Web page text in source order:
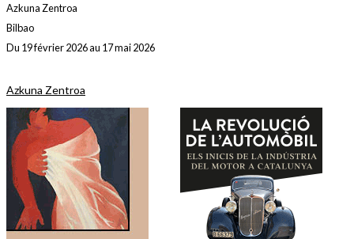
Azkuna Zentroa
Bilbao
Du 19 février 2026 au 17 mai 2026
Azkuna Zentroa